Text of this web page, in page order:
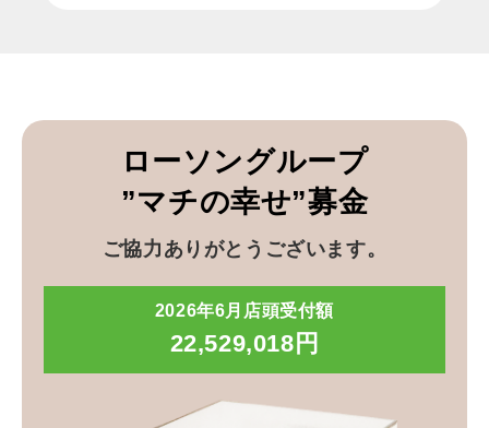
ローソングループ
”マチの幸せ”募金
ご協力ありがとうございます。
2026年6月店頭受付額
22,529,018円